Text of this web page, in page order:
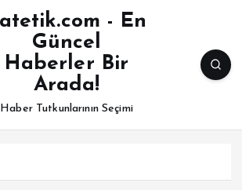
Güncel
Haberler Bir
Arada!
Haber Tutkunlarının Seçimi